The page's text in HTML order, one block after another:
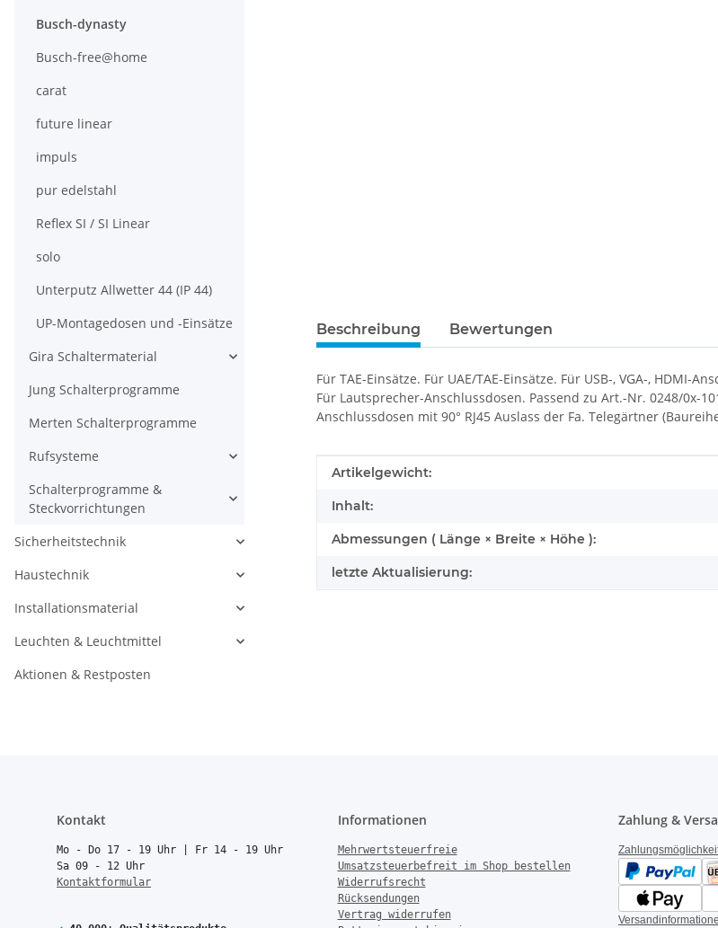
Beschreibung Bewertungen
Für TAE-Einsätze. Für UAE/TAE-Einsätze. Für USB-, VGA-,
Für Lautsprecher-Anschlussdosen. Passend zu Art.-Nr. 0248/0x-
Anschlussdosen mit 90° RJ45 Auslass der Fa. Telegärtner
Produkteigenschaft
Wert
Artikelgewicht:
Inhalt:
Abmessungen ( Länge × Breite × Höhe ):
letzte Aktualisierung:
Busch-dynasty
Busch-free@home
carat
future linear
impuls
pur edelstahl
Reflex SI / SI Linear
solo
Unterputz Allwetter 44 (IP 44)
UP-Montagedosen und -Einsätze
Gira Schaltermaterial
Jung Schalterprogramme
Merten Schalterprogramme
Rufsysteme
Schalterprogramme &
Steckvorrichtungen
Sicherheitstechnik
Haustechnik
Installationsmaterial
Leuchten & Leuchtmittel
Aktionen & Restposten
Kontakt
Mo - Do 17 - 19 Uhr | Fr 14 - 19 Uhr
Sa 09 - 12 Uhr
Kontaktformular
Informationen
Mehrwertsteuerfreie
Umsatzsteuerbefreit im Shop bestellen
Widerrufsrecht
Rücksendungen
Vertrag widerrufen
Zahlung &